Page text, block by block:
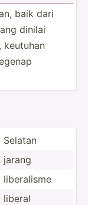
baik dari
dinilai
keutuhan
Selatan
jarang
libera­lisme
liberal